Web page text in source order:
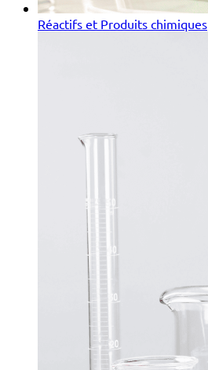
Réactifs et Produits chimiques